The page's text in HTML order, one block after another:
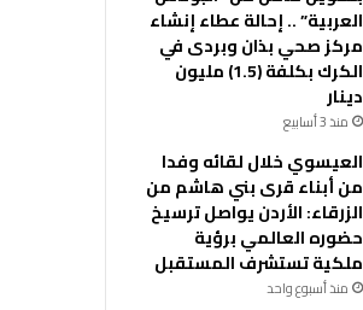
العربية” .. إحالة عطاء إنشاء
مركز صحي بذان وبردى في
الكرك بكلفة (1.5) مليون
دينار
منذ 3 أسابيع
العيسوي خلال لقائه وفدا
من أبناء قرى بني هاشم من
الزرقاء: الأردن يواصل ترسيخ
حضوره العالمي برؤية
ملكية تستشرف المستقبل
منذ أسبوع واحد